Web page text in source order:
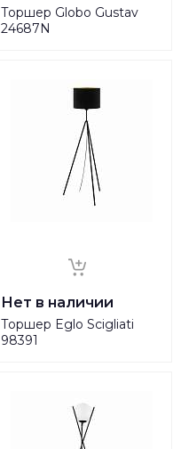
Торшер Globo Gustav
24687N
Нет в наличии
Торшер Eglo Scigliati
98391